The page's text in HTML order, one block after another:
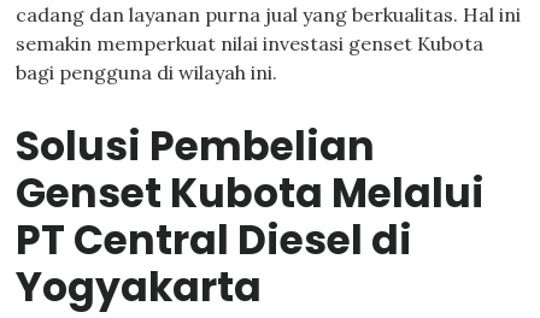
cadang dan layanan purna jual yang berkualitas. Hal ini
semakin memperkuat nilai investasi genset Kubota
bagi pengguna di wilayah ini.
Solusi Pembelian
Genset Kubota Melalui
PT Central Diesel di
Yogyakarta